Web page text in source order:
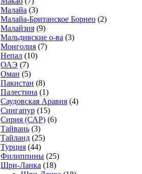
Малайа (3)
Малайа-Британское Борнео (2)
Малайзия (9)
Мальдивские о-ва (3)
Монголия (7)
Непал (10)
ОАЭ (7)
Оман (5)
Пакистан (8)
Палестина (1)
Саудовская Аравия (4)
Сингапур (15)
Сирия (САР) (6)
Тайвань (3)
Тайланд (25)
Турция (44)
Филиппины (25)
Шри-Ланка (18)